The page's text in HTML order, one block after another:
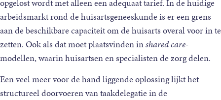
opgelost wordt met alleen een adequaat tarief. In de huidige
arbeidsmarkt rond de huisartsgeneeskunde is er een grens
aan de beschikbare capaciteit om de huisarts overal voor in te
zetten. Ook als dat moet plaatsvinden inshared care-
modellen, waarin huisartsen en specialisten de zorg delen.
Een veel meer voor de hand liggende oplossing lijkt het
structureel doorvoeren van taakdelegatie in de